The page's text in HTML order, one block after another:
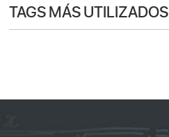
TAGS MÁS UTILIZADOS